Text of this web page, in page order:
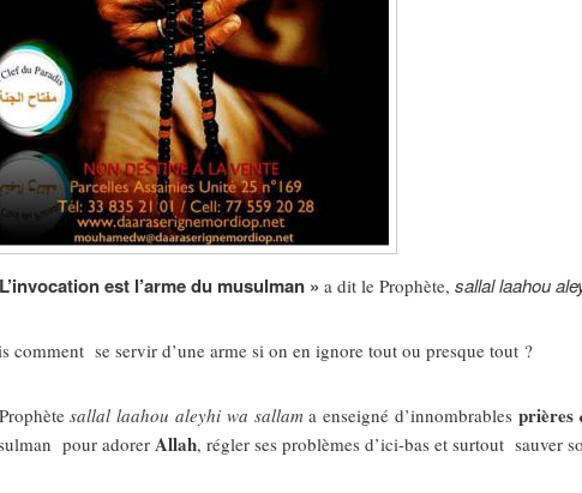
est l’arme du musulman » a dit le Prophète, sallal laahou
comment se servir d’une arme si on en ignore tout ou presque tout ?
sallal laahou aleyhi wa sallama enseigné d’innombrables prières
pour adorer Allah, régler ses problèmes d’ici-bas et surtout sauver